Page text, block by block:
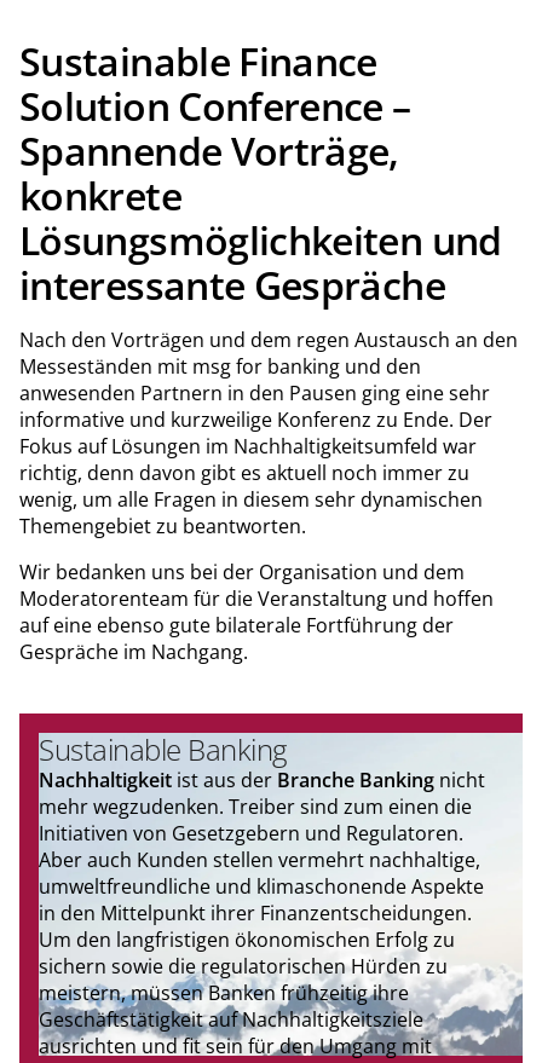
Sustainable Finance
Solution Conference –
Spannende Vorträge,
konkrete
Lösungsmöglichkeiten und
interessante Gespräche
Nach den Vorträgen und dem regen Austausch an den
Messeständen mit msg for banking und den
anwesenden Partnern in den Pausen ging eine sehr
informative und kurzweilige Konferenz zu Ende. Der
Fokus auf Lösungen im Nachhaltigkeitsumfeld war
richtig, denn davon gibt es aktuell noch immer zu
wenig, um alle Fragen in diesem sehr dynamischen
Themengebiet zu beantworten.
Wir bedanken uns bei der Organisation und dem
Moderatorenteam für die Veranstaltung und hoffen
auf eine ebenso gute bilaterale Fortführung der
Gespräche im Nachgang.
Sustainable Banking
Nachhaltigkeit ist aus der Branche Banking nicht
mehr wegzudenken. Treiber sind zum einen die
Initiativen von Gesetzgebern und Regulatoren.
Aber auch Kunden stellen vermehrt nachhaltige,
umweltfreundliche und klimaschonende Aspekte
in den Mittelpunkt ihrer Finanzentscheidungen.
Um den langfristigen ökonomischen Erfolg zu
sichern sowie die regulatorischen Hürden zu
meistern, müssen Banken frühzeitig ihre
Geschäftstätigkeit auf Nachhaltigkeitsziele
ausrichten und fit sein für den Umgang mit